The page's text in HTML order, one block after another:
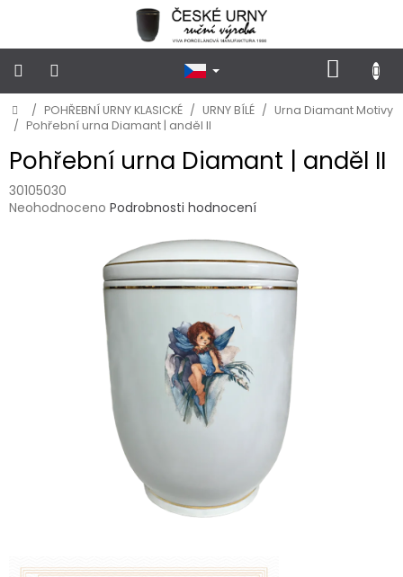
KOŠÍK
POHŘEBNÍ
URNY
POHŘEBNÍ
URNY
VSYPOVÉ
Domů
/ POHŘEBNÍ URNY KLASICKÉ / URNY BÍLÉ / Urna Diamant Motivy
/ Pohřební urna Diamant | anděl II
Pohřební urna Diamant | anděl II
30105030
Průměrné
Neohodnoceno Podrobnosti hodnocení